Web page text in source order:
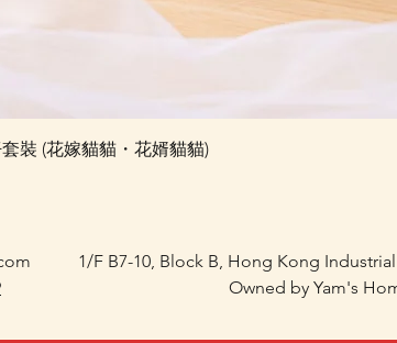
快速瀏覽
裝 (花嫁貓貓・花婿貓貓)
1/F B7-10, Block B, Hong Kong
Owned by Yam's